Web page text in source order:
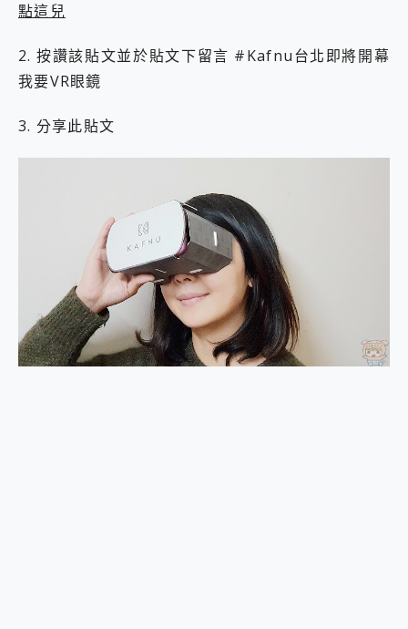
點這兒
2. 按讚該貼文並於貼文下留言 #Kafnu台北即將開幕
我要VR眼鏡
3. 分享此貼文